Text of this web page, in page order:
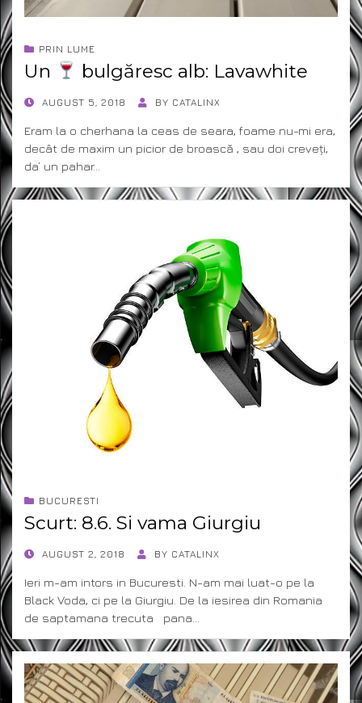
PRIN LUME
Un bulgăresc alb: Lavawhite
POSTEDAUGUST 5, 2018 BY CATALINX
Eram la o cherhana la ceas de seara, foame nu-mi era,
decât de maxim un picior de broască , sau doi creveți,
da’ un pahar…
BUCURESTI
Scurt: 8.6. Si vama Giurgiu
POSTEDAUGUST 2, 2018 BY CATALINX
Ieri m-am intors in Bucuresti. N-am mai luat-o pe la
Black Voda, ci pe la Giurgiu. De la iesirea din Romania
de saptamana trecuta pana…